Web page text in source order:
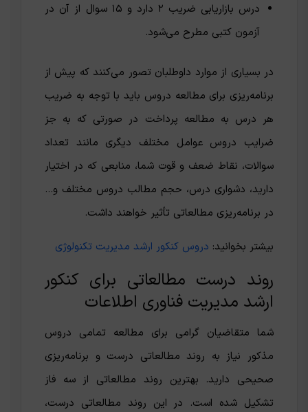
درس بازاریابی ضریب ۲ دارد و ۱۵ سوال از آن در
آزمون کتبی مطرح می‌شود.
در بسیاری از موارد داوطلبان تصور می‌کنند که پیش از
برنامه‌ریزی برای مطالعه دروس باید با توجه به ضریب
هر درس به مطالعه پرداخت در صورتی که به جز
ضرایب دروس عوامل مختلف دیگری مانند تعداد
سوالات، نقاط ضعف و قوت شما، منابعی که در اختیار
دارید، دشواری درس، حجم مطالب دروس مختلف و…
در برنامه‌ریزی مطالعاتی تأثیر خواهند داشت.
بیشتر بخوانید: دروس کنکور ارشد مدیریت تکنولوژی
روند درست مطالعاتی برای کنکور
ارشد مدیریت فناوری اطلاعات
شما متقاضیان گرامی برای مطالعه تمامی دروس
مذکور نیاز به روند مطالعاتی درست و برنامه‌ریزی
صحیحی دارید. بهترین روند مطالعاتی از سه فاز
تشکیل شده است. در این روند مطالعاتی درست،